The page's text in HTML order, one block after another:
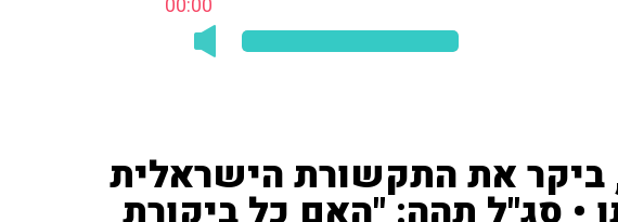
00:00
ביקר את התקשורת הישראלית